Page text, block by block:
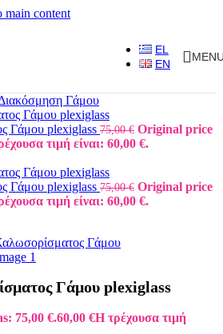
main content
EL
EN
Γάμου
Γάμου plexiglass 75,00€ Original price
τιμή είναι: 60,00 €.
Γάμου plexiglass 75,00€ Original price
τιμή είναι: 60,00 €.
Γάμου plexiglass
75,00 €.60,00 €Η τρέχουσα τιμή